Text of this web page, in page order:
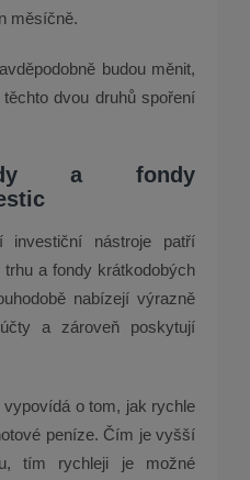
měsíčně.
budou měnit,
dvou druhů spoření
a fondy
investiční nástroje patří
a fondy krátkodobých
nabízejí výrazně
a zároveň poskytují
o tom, jak rychle
peníze. Čím je vyšší
tím rychleji je možné